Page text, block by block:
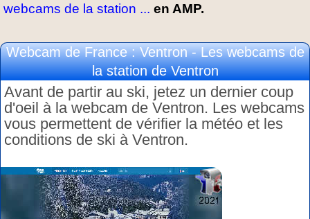
webcams de la station ... en AMP.
Webcam de France : Ventron - Les webcams de
la station de Ventron
Avant de partir au ski, jetez un dernier coup
d'oeil à la webcam de Ventron. Les webcams
vous permettent de vérifier la météo et les
conditions de ski à Ventron.